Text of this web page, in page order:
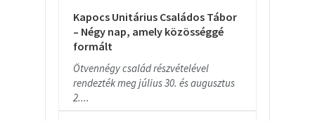
Kapocs Unitárius Családos Tábor
– Négy nap, amely közösséggé
formált
Ötvennégy család részvételével
rendezték meg július 30. és augusztus
2....